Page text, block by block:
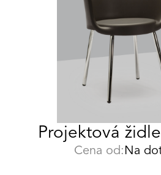
Projektová
Cena od: Na